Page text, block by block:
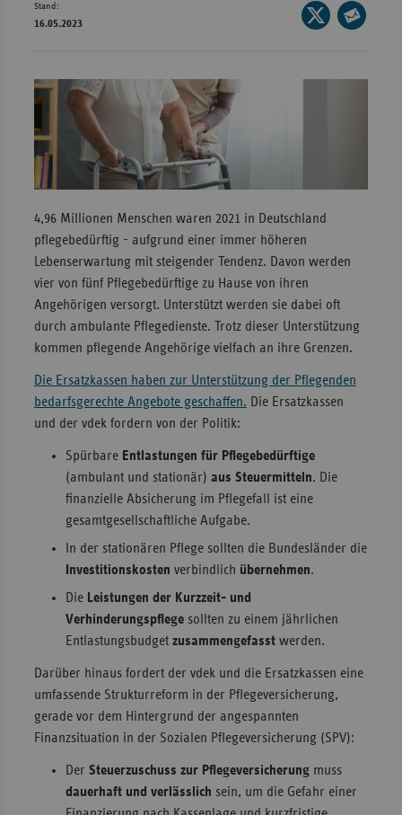
Stand:
16.05.2023
Seite
auf
E-
4,96 Millionen Menschen waren 2021 in Deutschland
pflegebedürftig - aufgrund einer immer höheren
Lebenserwartung mit steigender Tendenz. Davon werden
vier von fünf Pflegebedürftige zu Hause von ihren
Angehörigen versorgt. Unterstützt werden sie dabei oft
durch ambulante Pflegedienste. Trotz dieser Unterstützung
kommen pflegende Angehörige vielfach an ihre Grenzen.
Die Ersatzkassen haben zur Unterstützung der Pflegenden
bedarfsgerechte Angebote geschaffen. Die Ersatzkassen
und der vdek fordern von der Politik:
Spürbare Entlastungen für Pflegebedürftige
(ambulant und stationär) aus Steuermitteln. Die
finanzielle Absicherung im Pflegefall ist eine
gesamtgesellschaftliche Aufgabe.
In der stationären Pflege sollten die Bundesländer die
Investitionskosten verbindlich übernehmen.
Die Leistungen der Kurzzeit- und
Verhinderungspflegesollten zu einem jährlichen
Entlastungsbudget zusammengefasst werden.
Darüber hinaus fordert der vdek und die Ersatzkassen eine
umfassende Strukturreform in der Pflegeversicherung,
gerade vor dem Hintergrund der angespannten
Finanzsituation in der Sozialen Pflegeversicherung (SPV):
Der Steuerzuschuss zur Pflegeversicherung muss
dauerhaft und verlässlich sein, um die Gefahr einer